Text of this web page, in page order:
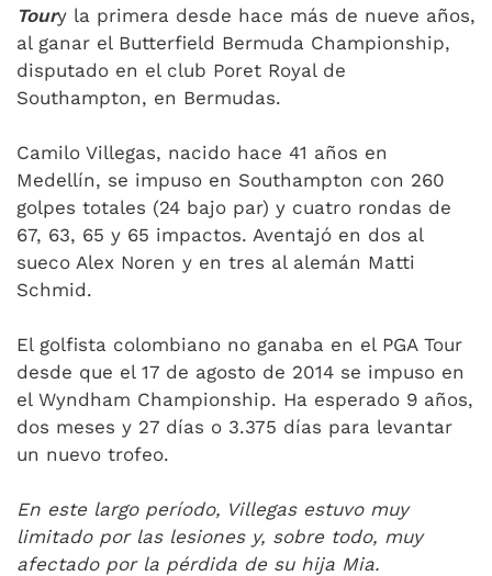
Toury la primera desde hace más de nueve años,
al ganar el Butterfield Bermuda Championship,
disputado en el club Poret Royal de
Southampton, en Bermudas.
Camilo Villegas, nacido hace 41 años en
Medellín, se impuso en Southampton con 260
golpes totales (24 bajo par) y cuatro rondas de
67, 63, 65 y 65 impactos. Aventajó en dos al
sueco Alex Noren y en tres al alemán Matti
Schmid.
El golfista colombiano no ganaba en el PGA Tour
desde que el 17 de agosto de 2014 se impuso en
el Wyndham Championship. Ha esperado 9 años,
dos meses y 27 días o 3.375 días para levantar
un nuevo trofeo.
En este largo período, Villegas estuvo muy
limitado por las lesiones y, sobre todo, muy
afectado por la pérdida de su hija Mia.